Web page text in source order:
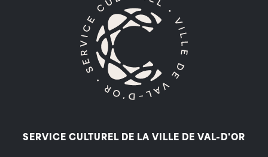
SERVICE CULTUREL DE LA VILLE DE VAL-D'OR